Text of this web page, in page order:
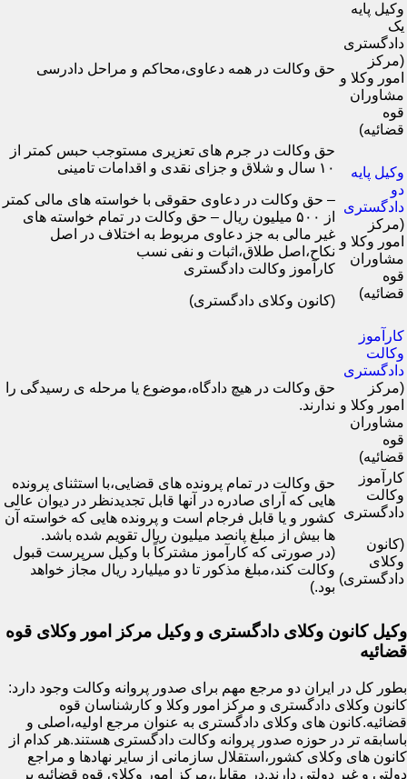
وکیل پایه
یک
دادگستری
(مرکز
امور وکلا و
مشاوران
قوه
قضائیه)
حق وکالت در همه دعاوی،محاکم و مراحل دادرسی
وکیل پایه
دو
دادگستری
(مرکز
امور وکلا و
مشاوران
قوه
قضائیه)
حق وکالت در جرم های تعزیری مستوجب حبس کمتر از
۱۰ سال و شلاق و جزای نقدی و اقدامات تامینی
– حق وکالت در دعاوی حقوقی با خواسته های مالی کمتر
از ۵۰۰ میلیون ریال – حق وکالت در تمام خواسته های
غیر مالی به جز دعاوی مربوط به اختلاف در اصل
نکاح،اصل طلاق،اثبات و نفی نسب
کارآموز وکالت دادگستری
(کانون وکلای دادگستری)
کارآموز
وکالت
دادگستری
(مرکز
امور وکلا و
مشاوران
قوه
قضائیه)
حق وکالت در هیچ دادگاه،موضوع یا مرحله ی رسیدگی را
ندارند.
کارآموز
وکالت
دادگستری
(کانون
وکلای
دادگستری)
حق وکالت در تمام پرونده های قضایی،با استثنای پرونده
هایی که آرای صادره در آنها قابل تجدیدنظر در دیوان عالی
کشور و یا قابل فرجام است و پرونده هایی که خواسته آن
ها بیش از مبلغ پانصد میلیون ریال تقویم شده باشد.
(در صورتی که کارآموز مشترکاً با وکیل سرپرست قبول
وکالت کند،مبلغ مذکور تا دو میلیارد ریال مجاز خواهد
بود.)
وکیل کانون وکلای دادگستری و وکیل مرکز امور وکلای قوه
قضائیه
بطور کل در ایران دو مرجع مهم برای صدور پروانه وکالت وجود دارد:
کانون وکلای دادگستری و مرکز امور وکلا و کارشناسان قوه
قضائیه.کانون های وکلای دادگستری به عنوان مرجع اولیه،اصلی و
باسابقه تر در حوزه صدور پروانه وکالت دادگستری هستند.هر کدام از
کانون های وکلای کشور،استقلال سازمانی از سایر نهادها و مراجع
دولتی و غیر دولتی دارند.در مقابل،مرکز امور وکلای قوه قضائیه بر